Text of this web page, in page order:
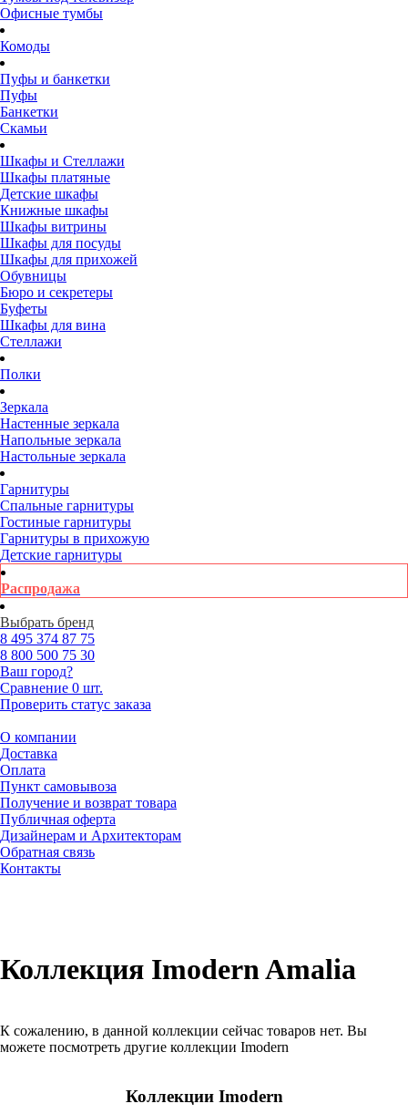
Офисные тумбы
Комоды
Пуфы и банкетки
Пуфы
Банкетки
Скамьи
Шкафы и Стеллажи
Шкафы платяные
Детские шкафы
Книжные шкафы
Шкафы витрины
Шкафы для посуды
Шкафы для прихожей
Обувницы
Бюро и секретеры
Буфеты
Шкафы для вина
Стеллажи
Полки
Зеркала
Настенные зеркала
Напольные зеркала
Настольные зеркала
Гарнитуры
Спальные гарнитуры
Гостиные гарнитуры
Гарнитуры в прихожую
Детские гарнитуры
Распродажа
Выбрать бренд
8 495 374 87 75
8 800 500 75 30
Ваш город?
Сравнение 0 шт.
Проверить статус заказа
О компании
Доставка
Оплата
Пункт самовывоза
Получение и возврат товара
Публичная оферта
Дизайнерам и Архитекторам
Обратная связь
Контакты
Коллекция Imodern Amalia
К сожалению, в данной коллекции сейчас товаров нет. Вы
можете посмотреть другие коллекции Imodern
Коллекции Imodern